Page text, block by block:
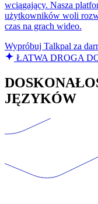
wciągający. Nasza
użytkowników woli
czas na grach wideo.
Wypróbuj Talkpal za
ŁATWA DROGA
JĘZYKÓW